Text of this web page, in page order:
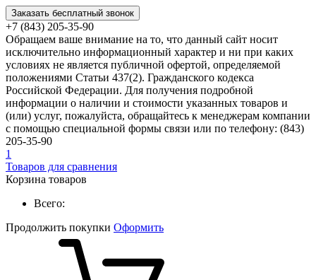
Заказать бесплатный звонок
+7 (843) 205-35-90
Обращаем ваше внимание на то, что данный сайт носит
исключительно информационный характер и ни при каких
условиях не является публичной офертой, определяемой
положениями Статьи 437(2). Гражданского кодекса
Российской Федерации. Для получения подробной
информации о наличии и стоимости указанных товаров и
(или) услуг, пожалуйста, обращайтесь к менеджерам компании
с помощью специальной формы связи или по телефону: (843)
205-35-90
1
Товаров для сравнения
Корзина товаров
Всего:
Продолжить покупки Оформить